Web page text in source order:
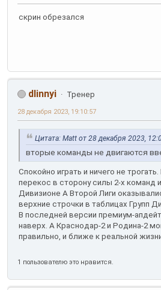
скрин обрезался
dlinnyi Тренер
28 декабря 2023, 19:10:57
Цитата: Matt от 28 декабря 2023,
вторые команды не двигаются
Спокойно играть и ничего не
перекос в сторону силы 2-х команд
Дивизионе А Второй Лиги
верхние строчки в таблицах Групп
В последней версии премиум-
наверх. А Краснодар-2 и Родина-2
правильно, и ближе к реальной
1 пользователю это нравится.